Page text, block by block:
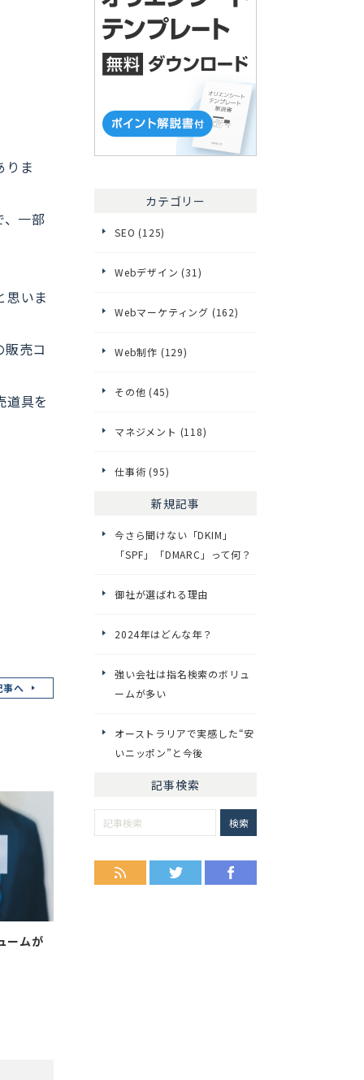
りま
、一部
思いま
売コ
道具を
事へ
ームが
カテゴリー
SEO (125)
Webデザイン (31)
Webマーケティング (162)
Web制作 (129)
その他 (45)
マネジメント (118)
仕事術 (95)
新規記事
今さら聞けない「DKIM」
「SPF」「DMARC」って何？
御社が選ばれる理由
2024年はどんな年？
強い会社は指名検索のボリュ
ームが多い
オーストラリアで実感した“安
いニッポン”と今後
記事検索